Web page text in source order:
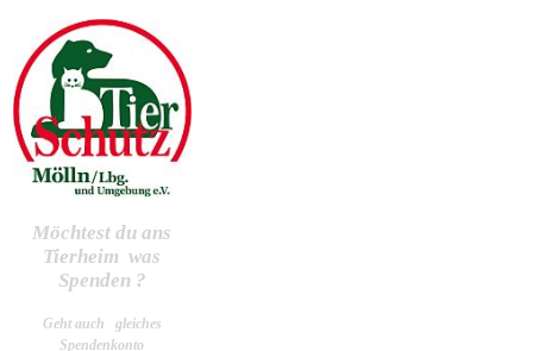
Möchtest du ans
Tierheim was
Spenden ?
Geht auch gleiches
Spendenkonto